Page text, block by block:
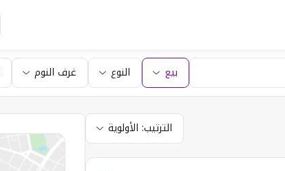
بيع النوع غرف النوم
الترتيب: الأولوية